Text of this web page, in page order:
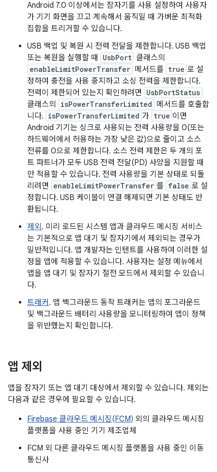
Android 7.0 이상에서는 잠자기를 사용 설정하여 사용자
가 기기 화면을 끄고 계속해서 움직일 때 가벼운 최적화
집합을 트리거할 수 있습니다.
USB 백업 및 복원 시 전력 전달을 제한합니다. USB 백업
또는 복원을 실행할 때
UsbPort 클래스의
enableLimitPowerTransfer 메서드를 true 로 설
정하여 충전을 사용 중지하고 소싱 전력을 제한합니다.
전력이 제한되어 있는지 확인하려면
UsbPortStatus
클래스의 isPowerTransferLimited 메서드를 호출합
니다. isPowerTransferLimited 가 true 이면
Android 기기는 싱크로 사용되는 전력 사용량을 0(또는
하드웨어에서 허용하는 가장 낮은 값)으로 줄이고 소스
전류를 0으로 제한합니다. 소스 전력 제한은 두 개의 포
트 파트너가 모두 USB 전력 전달(PD) 사양을 지원할 때
만 적용할 수 있습니다. 전력 사용량을 기본 상태로 되돌
리려면
enableLimitPowerTransfer 를 false 로 설
정합니다. USB 케이블이 연결 해제되면 기본 상태도 반
환됩니다.
제외 . 미리 로드된 시스템 앱과 클라우드 메시징 서비스
는 기본적으로 앱 대기 및 잠자기에서 제외되는 경우가
일반적입니다. 앱 개발자는 인텐트를 사용하여 이러한 설
정을 앱에 적용할 수 있습니다. 사용자는 설정 메뉴에서
앱을 앱 대기 및 잠자기 절전 모드에서 제외할 수 있습니
다.
트래커 . 앱 백그라운드 동작 트래커는 앱의 포그라운드
및 백그라운드 배터리 사용량을 모니터링하여 앱이 정책
을 위반했는지 확인합니다.
앱 제외
앱을 잠자기 또는 앱 대기 대상에서 제외할 수 있습니다. 제외는
다음과 같은 경우에 필요할 수 있습니다.
Firebase 클라우드 메시징(FCM) 외의 클라우드 메시징
플랫폼을 사용 중인 기기 제조업체
FCM 외 다른 클라우드 메시징 플랫폼을 사용 중인 이동
통신사